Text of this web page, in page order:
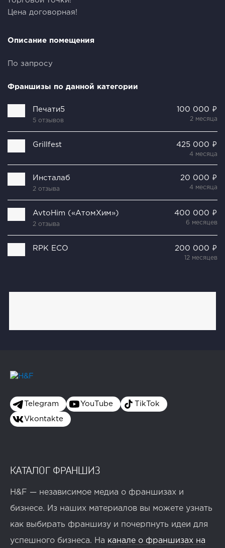
Цена договорная!
Описание помещения
По запросу
Франшизы по данной категории
Печати5
5 отзывов
100 000 ₽
2 месяца
Grillfest 425 000 ₽
4 месяца
Инсталаб
2 отзыва
20 000 ₽
4 месяца
AvtoHim («АтомХим»)
2 отзыва
400 000 ₽
6 месяцев
RPK ECO 200 000 ₽
12 месяцев
Telegram YouTube TikTok
Vkontakte
КАТАЛОГ ФРАНШИЗ
H&F — независимое медиа о франшизах и
бизнесе. Из наших материалов вы можете узнать
как выбирать франшизу и почерпнуть идеи для
успешного бизнеса. На канале о франшизах на